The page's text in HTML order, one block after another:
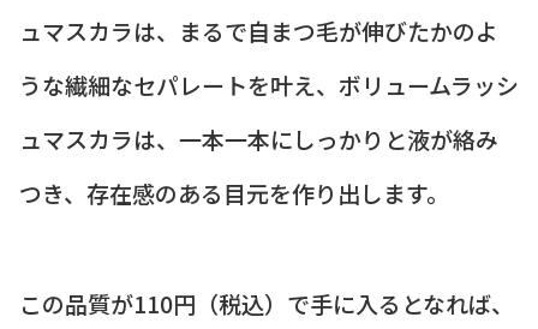
ュマスカラは、まるで自まつ毛が伸びたかのよ
うな繊細なセパレートを叶え、ボリュームラッシ
ュマスカラは、一本一本にしっかりと液が絡み
つき、存在感のある目元を作り出します。
この品質が110円（税込）で手に入るとなれば、